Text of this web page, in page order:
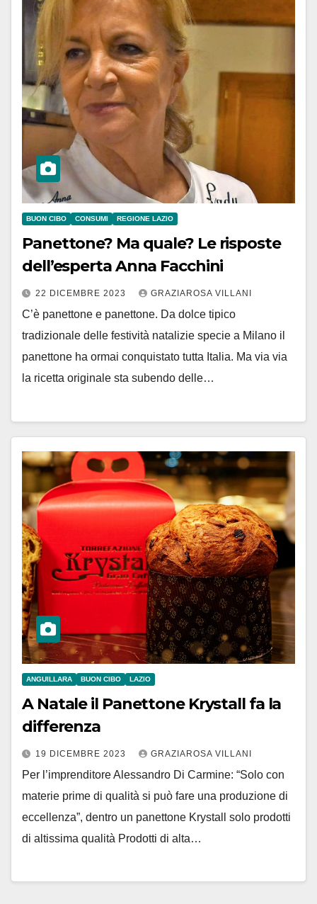
BUON CIBO CONSUMI REGIONE LAZIO
Panettone? Ma quale? Le risposte
dell’esperta Anna Facchini
22 DICEMBRE 2023 GRAZIAROSA VILLANI
C’è panettone e panettone. Da dolce tipico
tradizionale delle festività natalizie specie a Milano il
panettone ha ormai conquistato tutta Italia. Ma via via
la ricetta originale sta subendo delle…
ANGUILLARA BUON CIBO LAZIO
A Natale il Panettone Krystall fa la
differenza
19 DICEMBRE 2023 GRAZIAROSA VILLANI
Per l’imprenditore Alessandro Di Carmine: “Solo con
materie prime di qualità si può fare una produzione di
eccellenza”, dentro un panettone Krystall solo prodotti
di altissima qualità Prodotti di alta…